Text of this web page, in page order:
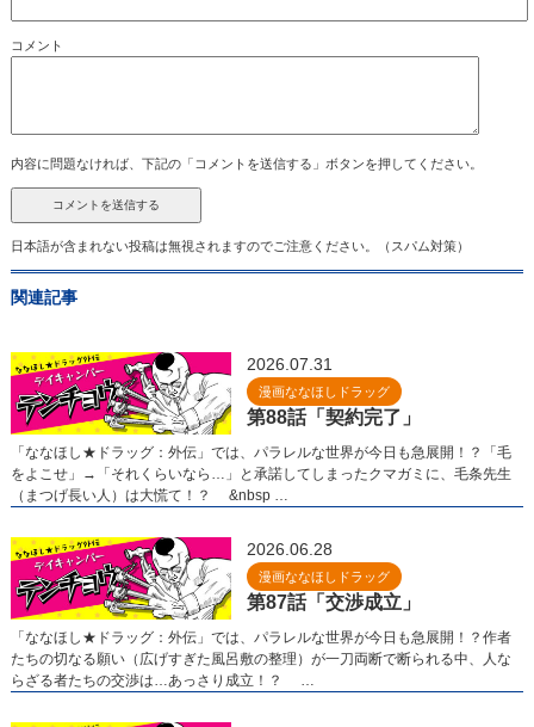
コメント
内容に問題なければ、下記の「コメントを送信する」ボタンを押してください。
日本語が含まれない投稿は無視されますのでご注意ください。（スパム対策）
関連記事
2026.07.31
漫画ななほしドラッグ
第88話「契約完了」
「ななほし★ドラッグ：外伝」では、パラレルな世界が今日も急展開！？「毛
をよこせ」→「それくらいなら…」と承諾してしまったクマガミに、毛条先生
（まつげ長い人）は大慌て！？ &nbsp …
2026.06.28
漫画ななほしドラッグ
第87話「交渉成立」
「ななほし★ドラッグ：外伝」では、パラレルな世界が今日も急展開！？作者
たちの切なる願い（広げすぎた風呂敷の整理）が一刀両断で断られる中、人な
らざる者たちの交渉は…あっさり成立！？ …